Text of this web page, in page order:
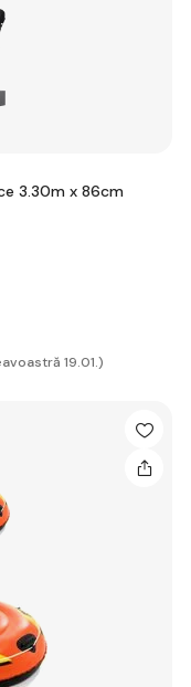
3.30m x 86cm
19.01.)